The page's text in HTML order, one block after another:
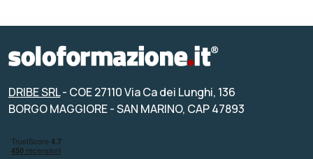
DRIBE SRL- COE 27110 Via Ca dei Lunghi, 136
BORGO MAGGIORE - SAN MARINO, CAP 47893